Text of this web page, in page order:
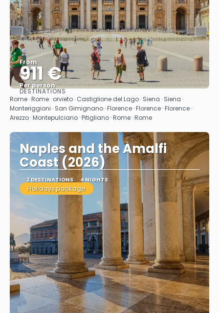
From
911 €
Per person
See
DESTINATIONS
Rome · Rome · orvieto · Castiglione del Lago · Siena · Siena ·
Monteriggioni · San Gimignano · Florence · Florence · Florence ·
Arezzo · Montepulciano · Pitigliano · Rome · Rome
Naples and the Amalfi
Coast (2026)
2 DESTINATIONS 4 NIGHTS
Holidays package